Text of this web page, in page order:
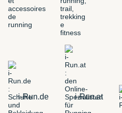
i-Run.de i-Run.at